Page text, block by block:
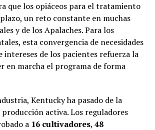
que los opiáceos para el tratamiento
un reto constante en muchas
y de los Apalaches. Para los
esta convergencia de necesidades
intereses de los pacientes refuerza la
en marcha el programa de forma
Kentucky ha pasado de la
activa. Los reguladores
a 16 cultivadores, 48